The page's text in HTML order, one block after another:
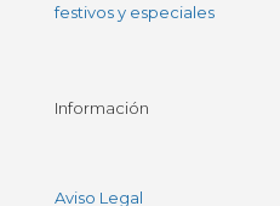
festivos y especiales
Información
Aviso Legal